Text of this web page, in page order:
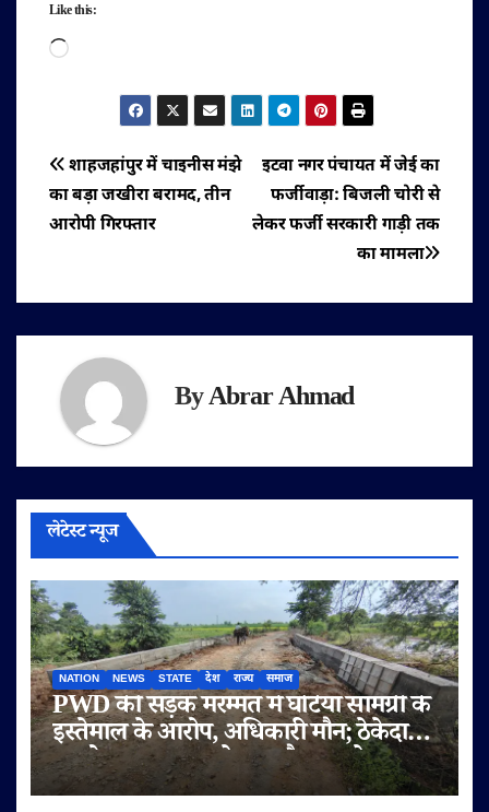
Like this:
Loading…
पोस्ट
नेविगेशन
इटवा नगर पंचायत में जेई का
फर्जीवाड़ा: बिजली चोरी से
लेकर फर्जी सरकारी गाड़ी तक
का मामला
शाहजहांपुर में चाइनीस मंझे
का बड़ा जखीरा बरामद, तीन
आरोपी गिरफ्तार
ByAbrar Ahmad
लेटेस्ट न्यूज
NATION NEWS STATE देश राज्य समाज
PWD की सड़क मरम्मत में घटिया सामग्री के
इस्तेमाल के आरोप, अधिकारी मौन; ठेकेदार
पर दोबारा गुणवत्ता से समझौता करने का
आरोप